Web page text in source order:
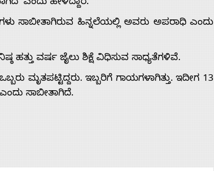
ಎಂದು ಹೇಳಿದ್ದಾರೆ.
ಸಾಬೀತಾಗಿರುವ ಹಿನ್ನಲೆಯಲ್ಲಿ ಅವರು ಅಪರಾಧಿ ಎಂದು
ವರ್ಷ ಜೈಲು ಶಿಕ್ಷೆ ವಿಧಿಸುವ ಸಾಧ್ಯತೆಗಳಿವೆ.
ಮೃತಪಟ್ಟಿದ್ದರು. ಇಬ್ಬರಿಗೆ ಗಾಯಗಳಾಗಿತ್ತು. ಇದೀಗ 13
ಸಾಬೀತಾಗಿದೆ.